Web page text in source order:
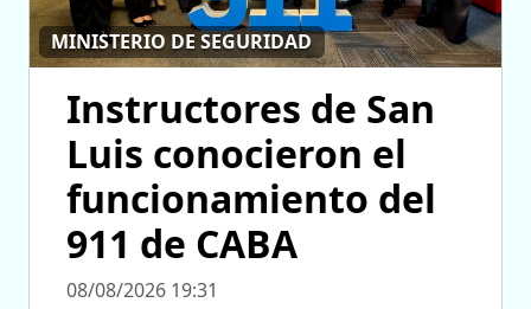
MINISTERIO DE SEGURIDAD
Instructores de San
Luis conocieron el
funcionamiento del
911 de CABA
08/08/2026 19:31